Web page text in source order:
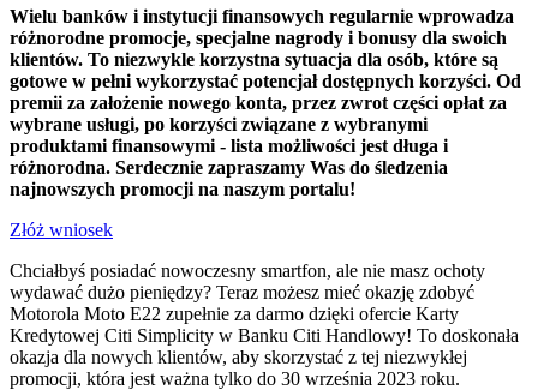
Wielu banków i instytucji finansowych regularnie wprowadza
różnorodne promocje, specjalne nagrody i bonusy dla swoich
klientów. To niezwykle korzystna sytuacja dla osób, które są
gotowe w pełni wykorzystać potencjał dostępnych korzyści. Od
premii za założenie nowego konta, przez zwrot części opłat za
wybrane usługi, po korzyści związane z wybranymi
produktami finansowymi - lista możliwości jest długa i
różnorodna. Serdecznie zapraszamy Was do śledzenia
najnowszych promocji na naszym portalu!
Złóż wniosek
Chciałbyś posiadać nowoczesny smartfon, ale nie masz ochoty
wydawać dużo pieniędzy? Teraz możesz mieć okazję zdobyć
Motorola Moto E22 zupełnie za darmo dzięki ofercie Karty
Kredytowej Citi Simplicity w Banku Citi Handlowy! To doskonała
okazja dla nowych klientów, aby skorzystać z tej niezwykłej
promocji, która jest ważna tylko do 30 września 2023 roku.